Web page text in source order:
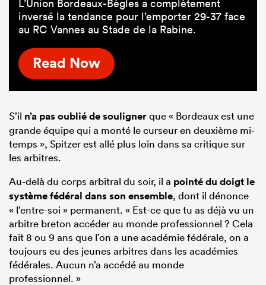
L’Union Bordeaux-Bègles a complètement
inversé la tendance pour l’emporter 29-37 face
au RC Vannes au Stade de la Rabine.
Read Now
S’il n’a pas oublié de soulignerque « Bordeaux est une
grande équipe qui a monté le curseur en deuxième mi-
temps », Spitzer est allé plus loin dans sa critique sur
les arbitres.
Au-delà du corps arbitral du soir, il a pointé du doigt le
système fédéral dans son ensemble, dont il dénonce
« l’entre-soi » permanent. « Est-ce que tu as déjà vu un
arbitre breton accéder au monde professionnel ? Cela
fait 8 ou 9 ans que l’on a une académie fédérale, on a
toujours eu des jeunes arbitres dans les académies
fédérales. Aucun n’a accédé au monde
professionnel. »